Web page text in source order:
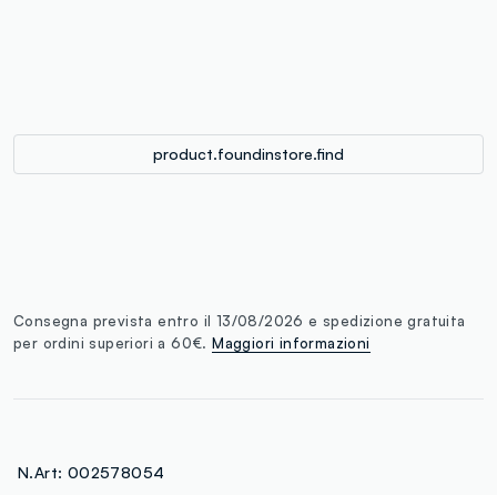
product.foundinstore.find
Consegna prevista entro il 13/08/2026 e spedizione gratuita
per ordini superiori a 60€.Maggiori informazioni
N.Art: 002578054